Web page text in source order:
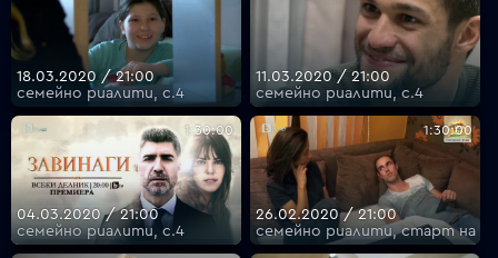
18.03.2020 / 21:00
семейно риалити, с.4
11.03.2020 / 21:00
семейно риалити, с.4
1:30:00
04.03.2020 / 21:00
семейно риалити, с.4
1:30:00
26.02.2020 / 21:00
семейно риалити, старт на